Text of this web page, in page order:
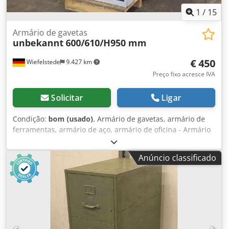
1 / 15
Wiefelstede 9.427 km
Armário de gavetas
unbekannt600/610/H950 mm
€ 450
Preço fixo acresce IVA
Solicitar Ligar
Condição: bom (usado), Armário de gavetas, armário de
ferramentas, armário de aço, armário de oficina - Armário
de ferramentas: armário com gavetas, construção robusta
Cjdorcnmajpfx Ah Tjrf - 7 gavetas: divisão/altura ver fotos,
bandeja superior basculante - trancável: sem chave -
Quantidade: 2 armários disponíveis - Preço: por unidade -
Dimensões (LxPxA): 600/610 x 950 mm - Peso: 104
Anúncio classificado